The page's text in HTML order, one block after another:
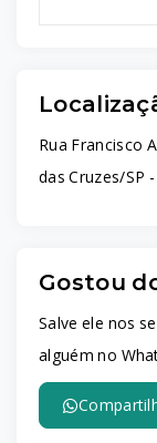
Rua Francisco
das Cruzes/SP
Gostou
Salve ele nos
alguém no